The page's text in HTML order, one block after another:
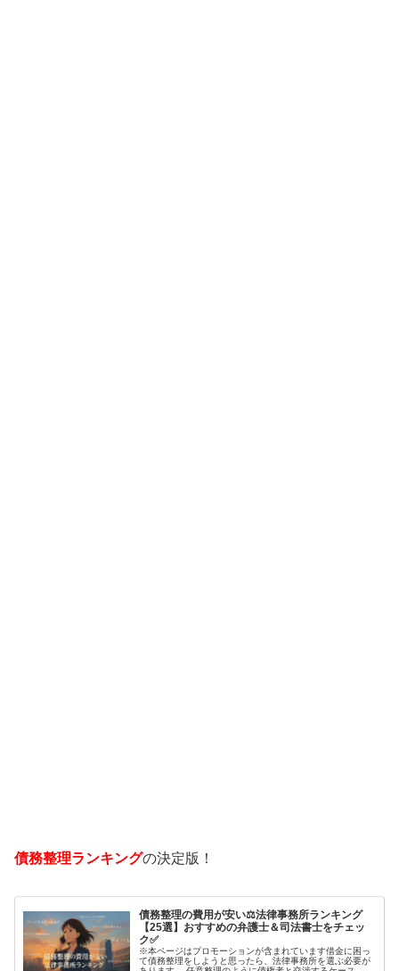
債務整理ランキングの決定版！
債務整理の費用が安い⚖️法律事務所ランキング
【25選】おすすめの弁護士＆司法書士をチェッ
ク✅
※本ページはプロモーションが含まれています借金に困っ
て債務整理をしようと思ったら、法律事務所を選ぶ必要が